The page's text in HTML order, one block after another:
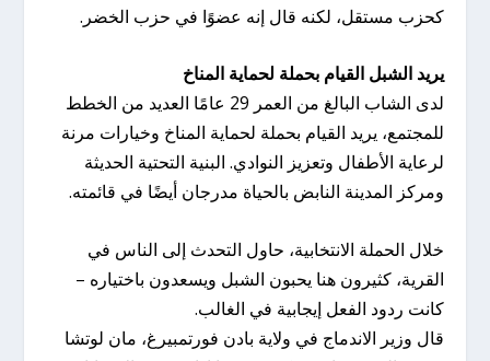
كحزب مستقل، لكنه قال إنه عضوًا في حزب الخضر.
يريد الشبل القيام بحملة لحماية المناخ
لدى الشاب البالغ من العمر 29 عامًا العديد من الخطط
للمجتمع، يريد القيام بحملة لحماية المناخ وخيارات مرنة
لرعاية الأطفال وتعزيز النوادي. البنية التحتية الحديثة
ومركز المدينة النابض بالحياة مدرجان أيضًا في قائمته.
خلال الحملة الانتخابية، حاول التحدث إلى الناس في
القرية، كثيرون هنا يحبون الشبل ويسعدون باختياره –
كانت ردود الفعل إيجابية في الغالب.
قال وزير الاندماج في ولاية بادن فورتمبيرغ، مان لوتشا